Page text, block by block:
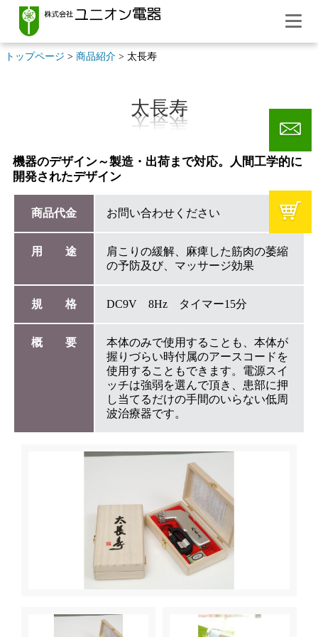
トップページ >商品紹介 > 太長寿
太長寿
機器のデザイン～製造・出荷まで対応。人間工学的に
開発されたデザイン
商品代金 お問い合わせください
用 途
肩こりの緩解、麻痺した筋肉の萎縮
の予防及び、マッサージ効果
規 格 DC9V 8Hz タイマー15分
概 要
本体のみで使用することも、本体が
握りづらい時付属のアースコードを
使用することもできます。電源スイ
ッチは強弱を選んで頂き、患部に押
し当てるだけの手間のいらない低周
波治療器です。